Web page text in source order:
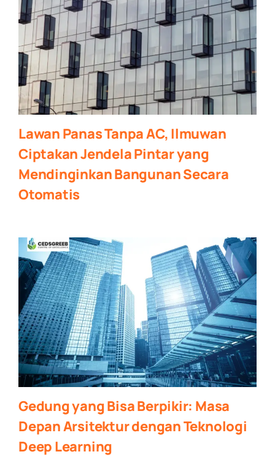
Lawan Panas Tanpa AC, Ilmuwan
Ciptakan Jendela Pintar yang
Mendinginkan Bangunan Secara
Otomatis
Gedung yang Bisa Berpikir: Masa
Depan Arsitektur dengan Teknologi
Deep Learning